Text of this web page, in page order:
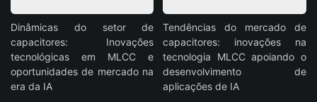
Dinâmicas do setor de
capacitores: Inovações
tecnológicas em MLCC e
oportunidades de mercado na
era da IA
Tendências do mercado de
capacitores: inovações na
tecnologia MLCC apoiando o
desenvolvimento de
aplicações de IA